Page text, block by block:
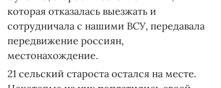
которая отказалась выезжать и
сотрудничала с нашими ВСУ, передавала
передвижение россиян,
местонахождение.
21 сельский староста остался на месте.